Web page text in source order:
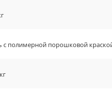
с полимерной порошковой